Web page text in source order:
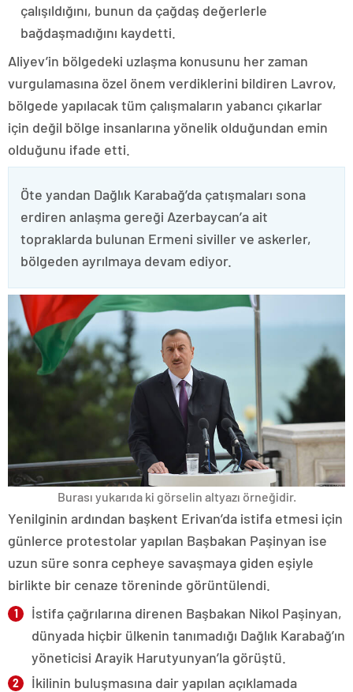
çalışıldığını, bunun da çağdaş değerlerle
bağdaşmadığını kaydetti.
Aliyev’in bölgedeki uzlaşma konusunu her zaman
vurgulamasına özel önem verdiklerini bildiren Lavrov,
bölgede yapılacak tüm çalışmaların yabancı çıkarlar
için değil bölge insanlarına yönelik olduğundan emin
olduğunu ifade etti.
Öte yandan Dağlık Karabağ’da çatışmaları sona
erdiren anlaşma gereği Azerbaycan’a ait
topraklarda bulunan Ermeni siviller ve askerler,
bölgeden ayrılmaya devam ediyor.
Burası yukarıda ki görselin altyazı örneğidir.
Yenilginin ardından başkent Erivan’da istifa etmesi için
günlerce protestolar yapılan Başbakan Paşinyan ise
uzun süre sonra cepheye savaşmaya giden eşiyle
birlikte bir cenaze töreninde görüntülendi.
İstifa çağrılarına direnen Başbakan Nikol Paşinyan,
dünyada hiçbir ülkenin tanımadığı Dağlık Karabağ’ın
yöneticisi Arayik Harutyunyan’la görüştü.
İkilinin buluşmasına dair yapılan açıklamada